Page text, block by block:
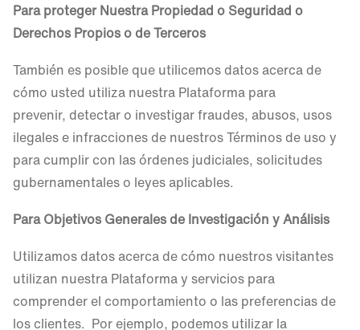
Para proteger Nuestra Propiedad o Seguridad o
Derechos Propios o de Terceros
También es posible que utilicemos datos acerca de
cómo usted utiliza nuestra Plataforma para
prevenir, detectar o investigar fraudes, abusos, usos
ilegales e infracciones de nuestros Términos de uso y
para cumplir con las órdenes judiciales, solicitudes
gubernamentales o leyes aplicables.
Para Objetivos Generales de Investigación y Análisis
Utilizamos datos acerca de cómo nuestros visitantes
utilizan nuestra Plataforma y servicios para
comprender el comportamiento o las preferencias de
los clientes. Por ejemplo, podemos utilizar la